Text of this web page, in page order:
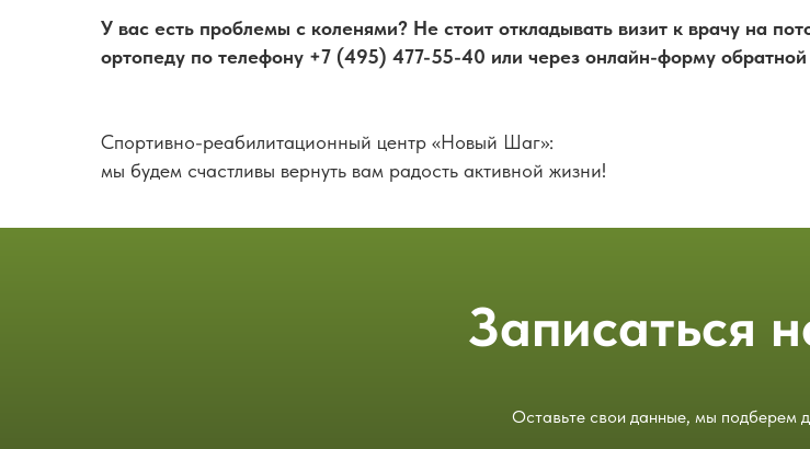
У вас есть проблемы с коленями? Не стоит откладывать визит к врачу на
ортопеду по телефону +7 (495) 477-55-40 или через онлайн-форму обратной
Спортивно-реабилитационный центр «Новый Шаг»:
мы будем счастливы вернуть вам радость активной жизни!
Записаться
Оставьте свои данные, мы подберем